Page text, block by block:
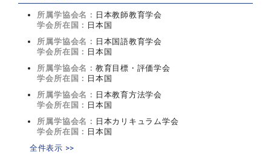
所属学協会名： 日本教師教育学会
学会所在国： 日本国
所属学協会名： 日本国語教育学会
学会所在国： 日本国
所属学協会名： 教育目標・評価学会
学会所在国： 日本国
所属学協会名： 日本教育方法学会
学会所在国： 日本国
所属学協会名： 日本カリキュラム学会
学会所在国： 日本国
全件表示 >>